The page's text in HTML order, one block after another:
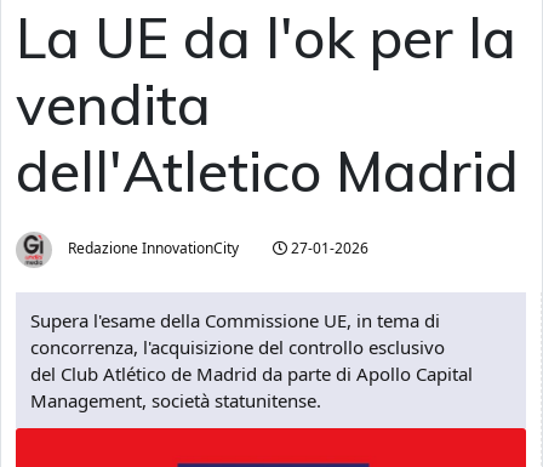
La UE da l'ok per la
vendita
dell'Atletico Madrid
Redazione InnovationCity 27-01-2026
Supera l'esame della Commissione UE, in tema di
concorrenza, l'acquisizione del controllo esclusivo
del Club Atlético de Madrid da parte di Apollo Capital
Management, società statunitense.